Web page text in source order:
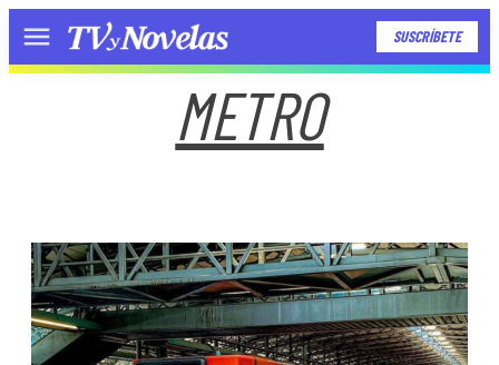
Menú SUSCRÍBETE
METRO